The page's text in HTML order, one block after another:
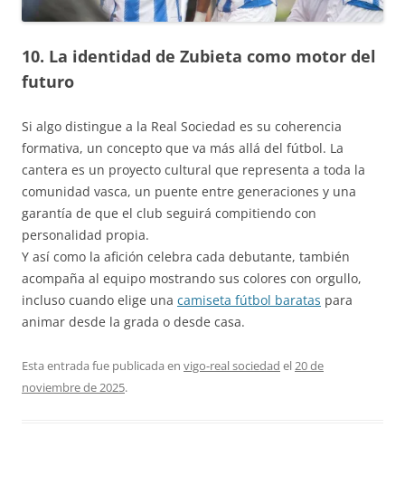
10. La identidad de Zubieta como motor del
futuro
Si algo distingue a la Real Sociedad es su coherencia
formativa, un concepto que va más allá del fútbol. La
cantera es un proyecto cultural que representa a toda la
comunidad vasca, un puente entre generaciones y una
garantía de que el club seguirá compitiendo con
personalidad propia.
Y así como la afición celebra cada debutante, también
acompaña al equipo mostrando sus colores con orgullo,
incluso cuando elige una camiseta fútbol baratas para
animar desde la grada o desde casa.
Esta entrada fue publicada en vigo-real sociedad el20 de
noviembre de 2025.